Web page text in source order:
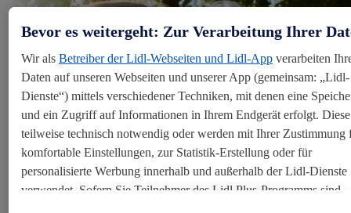
Bevor es weitergeht: Zur Verarbeitung Ihrer
Wir als Betreiber der Lidl-Webseiten und Lidl-App verarbeiten
Daten auf unseren Webseiten und unserer App (gemeinsam: „Lidl-
Dienste“) mittels verschiedener Techniken, mit denen eine
und ein Zugriff auf Informationen in Ihrem Endgerät erfolgt.
teilweise technisch notwendig oder werden mit Ihrer Zustimmung
komfortable Einstellungen, zur Statistik-Erstellung oder für
personalisierte Werbung innerhalb und außerhalb der Lidl-Dienste
verwendet. Sofern Sie Teilnehmer des Lidl Plus-Programms sind,